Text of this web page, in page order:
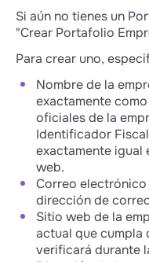
Si aún no tienes un
"Crear Portafolio
Para crear uno,
Nombre de la
exactamente
oficiales de la
Identificador
exactamente igual
web.
Correo electrónico
dirección de
Sitio web de la
actual que cumpla
verificará durante